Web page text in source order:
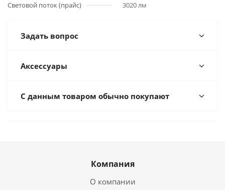
Световой поток (прайс)
3020 лм
Задать вопрос
Аксессуары
С данным товаром обычно покупают
Компания
О компании